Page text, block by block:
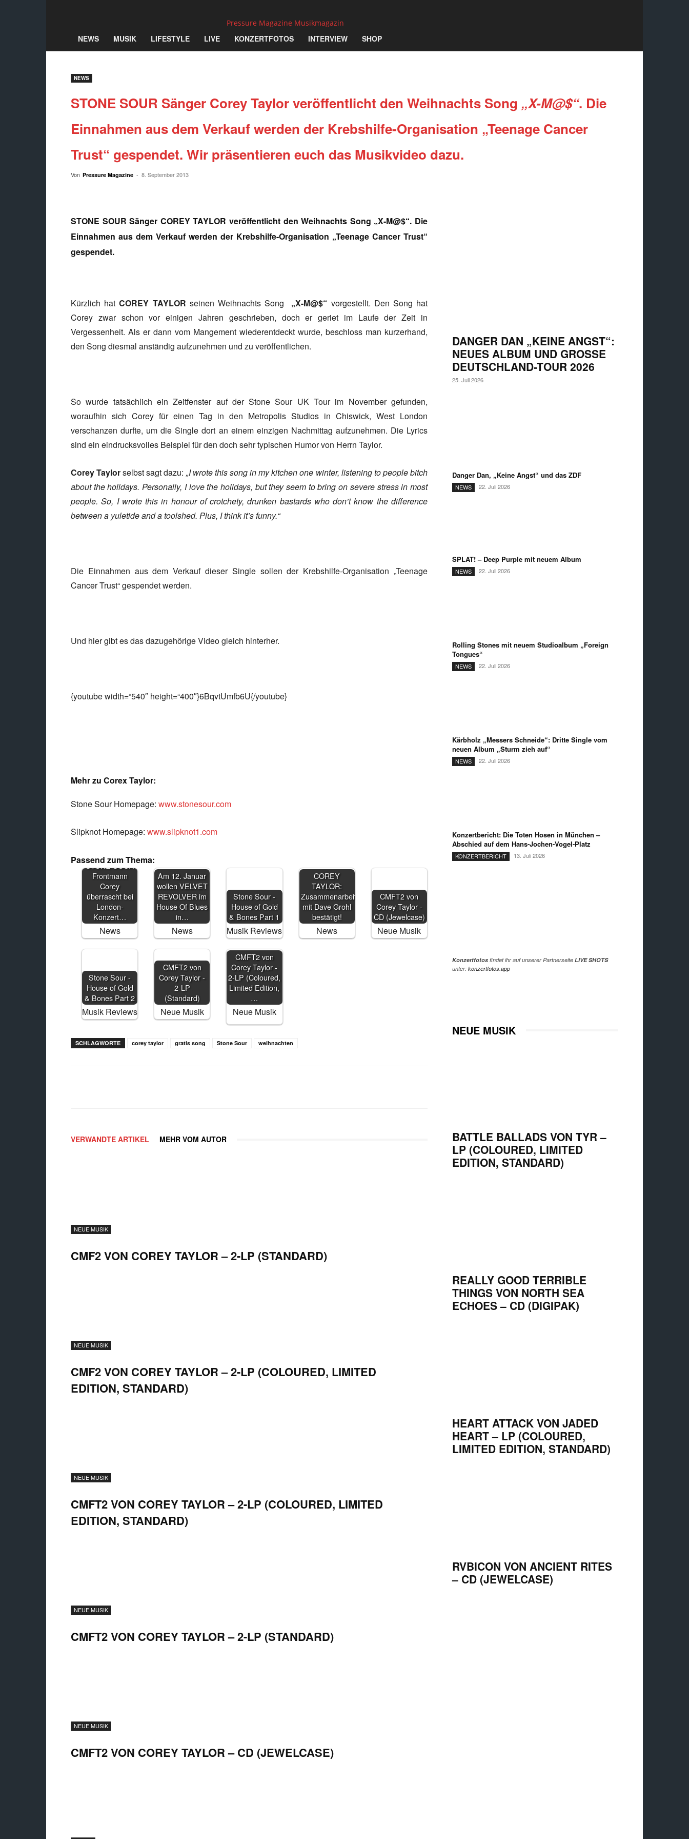
Pressure Magazine Musikmagazin
NEWS MUSIK LIFESTYLE LIVE KONZERTFOTOS INTERVIEW SHOP
NEWS
STONE SOUR Sänger Corey Taylorveröffentlicht den Weihnachts Song „X-M@$“. Die
Einnahmen aus dem Verkauf werden der Krebshilfe-Organisation „Teenage Cancer
Trust“ gespendet. Wir präsentieren euch das Musikvideo dazu.
Von Pressure Magazine - 8. September 2013
STONE SOUR Sänger COREY TAYLOR veröffentlicht den Weihnachts Song „X-M@$“. Die
Einnahmen aus dem Verkauf werden der Krebshilfe-Organisation „Teenage Cancer Trust“
gespendet.
Kürzlich hatCOREY TAYLOR seinen Weihnachts Song „X-M@$“ vorgestellt. Den Song hat
Corey zwar schon vor einigen Jahren geschrieben, doch er geriet im Laufe der Zeit in
Vergessenheit. Als er dann vom Mangement wiederentdeckt wurde, beschloss man kurzerhand,
den Song diesmal anständig aufzunehmen und zu veröffentlichen.
So wurde tatsächlich ein Zeitfenster auf der Stone Sour UK Tour im November gefunden,
woraufhin sich Corey für einen Tag in den Metropolis Studios in Chiswick, West London
verschanzen durfte, um die Single dort an einem einzigen Nachmittag aufzunehmen. Die Lyrics
sind ein eindrucksvolles Beispiel für den doch sehr typischen Humor von Herrn Taylor.
Corey Taylorselbst sagt dazu: „I wrote this song in my kitchen one winter, listening to people bitch
about the holidays. Personally, I love the holidays, but they seem to bring on severe stress in most
people. So, I wrote this in honour of crotchety, drunken bastards who don’t know the difference
between a yuletide and a toolshed. Plus, I think it’s funny.“
Die Einnahmen aus dem Verkauf dieser Single sollen der Krebshilfe-Organisation „Teenage
Cancer Trust“ gespendet werden.
Und hier gibt es das dazugehörige Video gleich hinterher.
{youtube width=“540″ height=“400″}6BqvtUmfb6U{/youtube}
Mehr zu Corex Taylor:
Stone Sour Homepage: www.stonesour.com
Slipknot Homepage: www.slipknot1.com
Passend zum Thema:
STONE SOUR
Frontmann
Corey
überrascht bei
London-
Konzert…
News
Am 12. Januar
wollen VELVET
REVOLVER im
House Of Blues
in…
News
Stone Sour -
House of Gold
& Bones Part 1
Musik Reviews
COREY
TAYLOR:
Zusammenarbeit
mit Dave Grohl
bestätigt!
News
CMFT2 von
Corey Taylor -
CD (Jewelcase)
Neue Musik
Stone Sour -
House of Gold
& Bones Part 2
Musik Reviews
CMFT2 von
Corey Taylor -
2-LP
(Standard)
Neue Musik
CMFT2 von
Corey Taylor -
2-LP (Coloured,
Limited Edition,
…
Neue Musik
SCHLAGWORTE corey taylor gratis song Stone Sour weihnachten
VERWANDTE ARTIKEL MEHR VOM AUTOR
NEUE MUSIK
CMF2 VON COREY TAYLOR – 2-LP (STANDARD)
NEUE MUSIK
CMF2 VON COREY TAYLOR – 2-LP (COLOURED, LIMITED
EDITION, STANDARD)
NEUE MUSIK
CMFT2 VON COREY TAYLOR – 2-LP (COLOURED, LIMITED
EDITION, STANDARD)
NEUE MUSIK
CMFT2 VON COREY TAYLOR – 2-LP (STANDARD)
NEUE MUSIK
CMFT2 VON COREY TAYLOR – CD (JEWELCASE)
DANGER DAN „KEINE ANGST“:
NEUES ALBUM UND GROSSE D
EUTSCHLAND-TOUR 2026
25. Juli 2026
Danger Dan, „Keine Angst“ und das ZDF
NEWS 22. Juli 2026
SPLAT! – Deep Purple mit neuem Album
NEWS 22. Juli 2026
Rolling Stones mit neuem Studioalbum „Foreign
Tongues“
NEWS 22. Juli 2026
Kärbholz „Messers Schneide“: Dritte Single vom
neuen Album „Sturm zieh auf“
NEWS 22. Juli 2026
Konzertbericht: Die Toten Hosen in München –
Abschied auf dem Hans-Jochen-Vogel-Platz
KONZERTBERICHT 13. Juli 2026
Konzertfotos findet ihr auf unserer Partnerseite LIVE SHOTS
unter: konzertfotos.app
NEUE MUSIK
BATTLE BALLADS VON TYR –
LP (COLOURED, LIMITED
EDITION, STANDARD)
REALLY GOOD TERRIBLE
THINGS VON NORTH SEA
ECHOES – CD (DIGIPAK)
HEART ATTACK VON JADED
HEART – LP (COLOURED,
LIMITED EDITION, STANDARD)
RVBICON VON ANCIENT RITES
– CD (JEWELCASE)